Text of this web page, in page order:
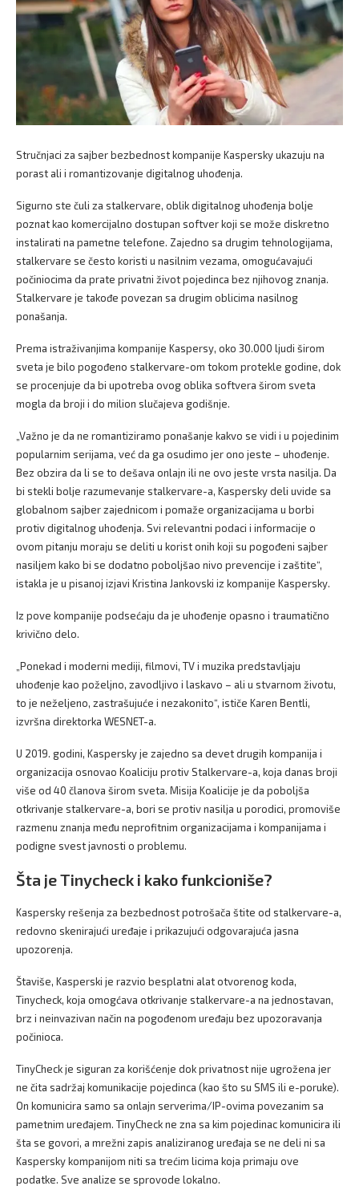
Stručnjaci za sajber bezbednost kompanije Kaspersky ukazuju na
porast ali i romantizovanje digitalnog uhođenja.
Sigurno ste čuli za stalkervare, oblik digitalnog uhođenja bolje
poznat kao komercijalno dostupan softver koji se može diskretno
instalirati na pametne telefone. Zajedno sa drugim tehnologijama,
stalkervare se često koristi u nasilnim vezama, omogućavajući
počiniocima da prate privatni život pojedinca bez njihovog znanja.
Stalkervare je takođe povezan sa drugim oblicima nasilnog
ponašanja.
Prema istraživanjima kompanije Kaspersy, oko 30.000 ljudi širom
sveta je bilo pogođeno stalkervare-om tokom protekle godine, dok
se procenjuje da bi upotreba ovog oblika softvera širom sveta
mogla da broji i do milion slučajeva godišnje.
„Važno je da ne romantiziramo ponašanje kakvo se vidi i u pojedinim
popularnim serijama, već da ga osudimo jer ono jeste – uhođenje.
Bez obzira da li se to dešava onlajn ili ne ovo jeste vrsta nasilja. Da
bi stekli bolje razumevanje stalkervare-a, Kaspersky deli uvide sa
globalnom sajber zajednicom i pomaže organizacijama u borbi
protiv digitalnog uhođenja. Svi relevantni podaci i informacije o
ovom pitanju moraju se deliti u korist onih koji su pogođeni sajber
nasiljem kako bi se dodatno poboljšao nivo prevencije i zaštite“,
istakla je u pisanoj izjavi Kristina Jankovski iz kompanije Kaspersky.
Iz pove kompanije podsećaju da je uhođenje opasno i traumatično
krivično delo.
„Ponekad i moderni mediji, filmovi, TV i muzika predstavljaju
uhođenje kao poželjno, zavodljivo i laskavo – ali u stvarnom životu,
to je neželjeno, zastrašujuće i nezakonito“, ističe Karen Bentli,
izvršna direktorka WESNET-a.
U 2019. godini, Kaspersky je zajedno sa devet drugih kompanija i
organizacija osnovao Koaliciju protiv Stalkervare-a, koja danas broji
više od 40 članova širom sveta. Misija Koalicije je da poboljša
otkrivanje stalkervare-a, bori se protiv nasilja u porodici, promoviše
razmenu znanja među neprofitnim organizacijama i kompanijama i
podigne svest javnosti o problemu.
Šta je Tinycheck i kako funkcioniše?
Kaspersky rešenja za bezbednost potrošača štite od stalkervare-a,
redovno skenirajući uređaje i prikazujući odgovarajuća jasna
upozorenja.
Štaviše, Kasperski je razvio besplatni alat otvorenog koda,
Tinycheck, koja omogćava otkrivanje stalkervare-a na jednostavan,
brz i neinvazivan način na pogođenom uređaju bez upozoravanja
počinioca.
TinyCheck je siguran za korišćenje dok privatnost nije ugrožena jer
ne čita sadržaj komunikacije pojedinca (kao što su SMS ili e-poruke).
On komunicira samo sa onlajn serverima/IP-ovima povezanim sa
pametnim uređajem. TinyCheck ne zna sa kim pojedinac komunicira ili
šta se govori, a mrežni zapis analiziranog uređaja se ne deli ni sa
Kaspersky kompanijom niti sa trećim licima koja primaju ove
podatke. Sve analize se sprovode lokalno.